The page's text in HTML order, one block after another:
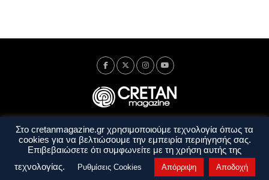
Ταυτότητα Πολιτική Απορρήτου
Όροι Χρήσης
Όροι και Προϋποθέσεις
Στο cretanmagazine.gr χρησιμοποιούμε τεχνολογία όπως τα
cookies για να βελτιώσουμε την εμπειρία περιήγησής σας.
Επιβεβαιώσετε ότι συμφωνείτε με τη χρήση αυτής της
τεχνολογίας.
Ρυθμίσεις Cookies Απόρριψη Αποδοχή